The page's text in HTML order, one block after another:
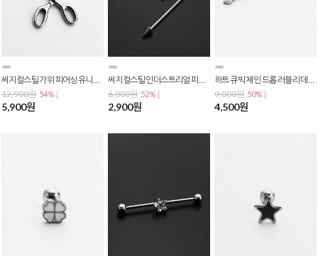
12,900원 54% ↓
5,900원
6,000원 52% ↓
2,900원
9,000원 50% ↓
4,500원